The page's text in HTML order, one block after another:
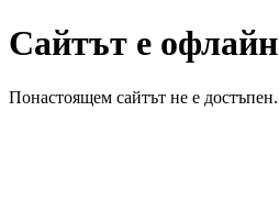
Сайтът е офлайн
Понастоящем сайтът не е достъпен.